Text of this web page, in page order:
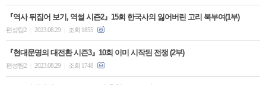
『역사 뒤집어 보기, 역썰 시즌2』15회 한국사의 잃어버린 고리 북부여(1부)
편성팀2 2023.08.29 조회 1855
『현대문명의 대전환 시즌3』10회 이미 시작된 전쟁 (2부)
편성팀2 2023.08.29 조회 1748